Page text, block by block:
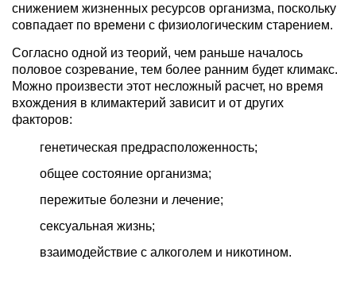
снижением жизненных ресурсов организма, поскольку
совпадает по времени с физиологическим старением.
Согласно одной из теорий, чем раньше началось
половое созревание, тем более ранним будет климакс.
Можно произвести этот несложный расчет, но время
вхождения в климактерий зависит и от других
факторов:
генетическая предрасположенность;
общее состояние организма;
пережитые болезни и лечение;
сексуальная жизнь;
взаимодействие с алкоголем и никотином.